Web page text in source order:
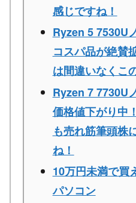
感じですね！
Ryzen 5 7530U
コスパ品が絶賛
は間違いなくこ
Ryzen 7 7730U
価格値下がり中
も売れ筋筆頭株
ね！
10万円未満で買
パソコン